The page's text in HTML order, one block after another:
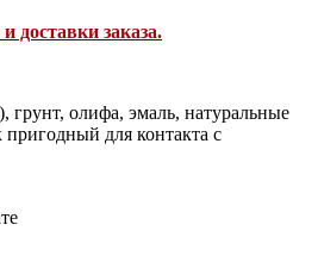
доставки заказа.
грунт, олифа, эмаль, натуральные
для контакта с